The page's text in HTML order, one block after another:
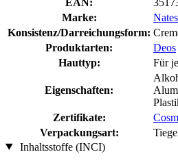
Marke:
Konsistenz/Darreichungsform:
Produktarten:
Deos
Hauttyp:
Für
Eigenschaften:
Zertifikate:
Verpackungsart:
Inhaltsstoffe (INCI)